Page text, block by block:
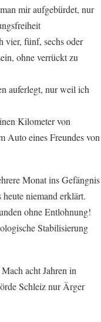
mir aufgebürdet, nur
vier, fünf, sechs oder
ohne verrückt zu
auferlegt, nur weil ich
Kilometer von
Auto eines Freundes von
Monat ins Gefängnis
heute niemand erklärt.
ohne Entlohnung!
Stabilisierung
acht Jahren in
Schleiz nur Ärger